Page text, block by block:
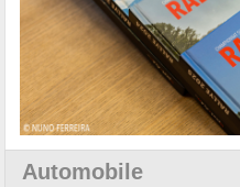
Automobile